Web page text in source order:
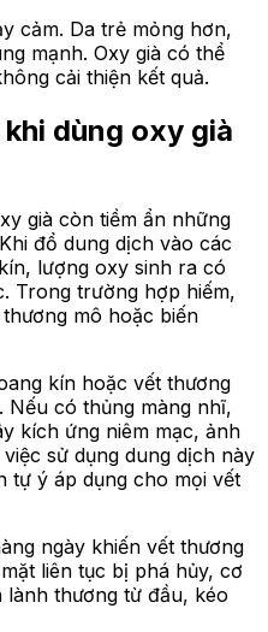
cảm. Da trẻ mỏng hơn,
mạnh. Oxy già có thể
cải thiện kết quả.
dùng oxy già
già còn tiềm ẩn những
đổ dung dịch vào các
lượng oxy sinh ra có
Trong trường hợp hiếm,
mô hoặc biến
kín hoặc vết thương
Nếu có thủng màng nhĩ,
kích ứng niêm mạc, ảnh
sử dụng dung dịch này
tự ý áp dụng cho mọi vết
ngày khiến vết thương
liên tục bị phá hủy, cơ
thương từ đầu, kéo